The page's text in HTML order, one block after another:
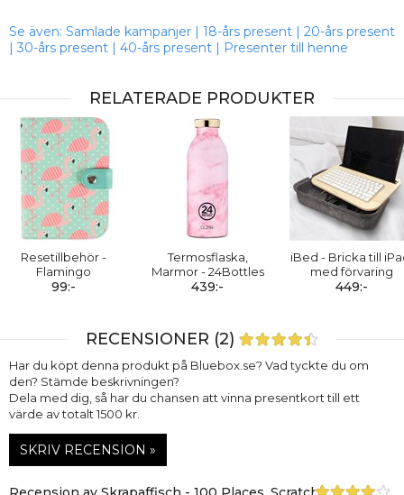
Se även: Samlade kampanjer | 18-års present | 20-års present
| 30-års present | 40-års present | Presenter till henne
RELATERADE PRODUKTER
Resetillbehör -
Flamingo
99:-
Termosflaska,
Marmor - 24Bottles
439:-
iBed - Bricka till
med förvaring
449:-
RECENSIONER (2)
Har du köpt denna produkt på Bluebox.se? Vad tyckte du om
den? Stämde beskrivningen?
Dela med dig, så har du chansen att vinna presentkort till ett
värde av totalt 1500 kr.
SKRIV RECENSION »